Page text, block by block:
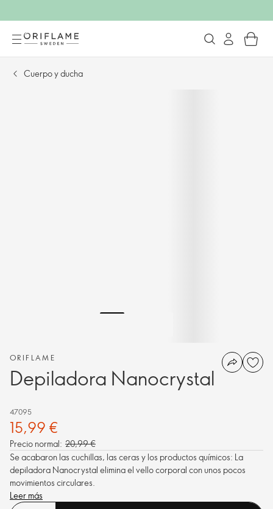
Cuerpo y ducha
ORIFLAME
Depiladora Nanocrystal
47095
15,99 €
Precio normal: 20,99 €
Se acabaron las cuchillas, las ceras y los productos químicos: La
depiladora Nanocrystal elimina el vello corporal con unos pocos
movimientos circulares.
Leer más